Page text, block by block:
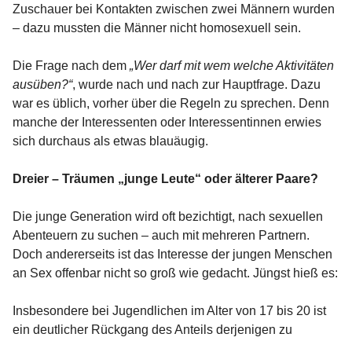
Zuschauer bei Kontakten zwischen zwei Männern wurden
– dazu mussten die Männer nicht homosexuell sein.
Die Frage nach dem „Wer darf mit wem welche Aktivitäten
ausüben?“, wurde nach und nach zur Hauptfrage. Dazu
war es üblich, vorher über die Regeln zu sprechen. Denn
manche der Interessenten oder Interessentinnen erwies
sich durchaus als etwas blauäugig.
Dreier – Träumen „junge Leute“ oder älterer Paare?
Die junge Generation wird oft bezichtigt, nach sexuellen
Abenteuern zu suchen – auch mit mehreren Partnern.
Doch andererseits ist das Interesse der jungen Menschen
an Sex offenbar nicht so groß wie gedacht. Jüngst hieß es:
Insbesondere bei Jugendlichen im Alter von 17 bis 20 ist
ein deutlicher Rückgang des Anteils derjenigen zu